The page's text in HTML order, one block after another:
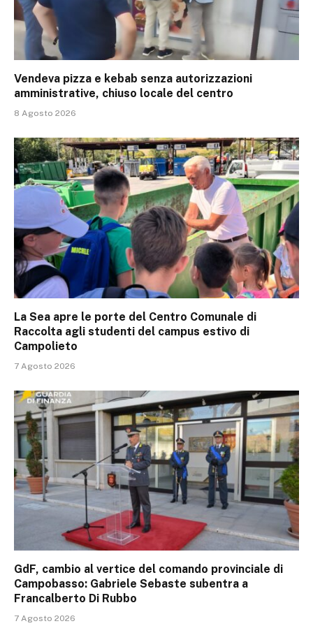
Vendeva pizza e kebab senza autorizzazioni
amministrative, chiuso locale del centro
8 Agosto 2026
La Sea apre le porte del Centro Comunale di
Raccolta agli studenti del campus estivo di
Campolieto
7 Agosto 2026
GdF, cambio al vertice del comando provinciale di
Campobasso: Gabriele Sebaste subentra a
Francalberto Di Rubbo
7 Agosto 2026